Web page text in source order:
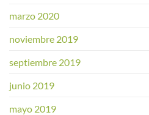
marzo 2020
noviembre 2019
septiembre 2019
junio 2019
mayo 2019